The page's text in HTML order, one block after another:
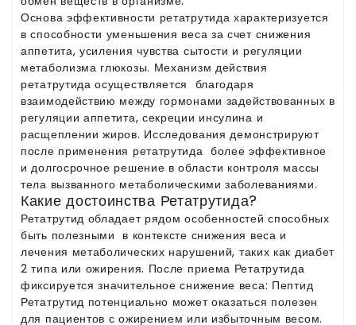
Основа эффективности ретатрутида характеризуется
в способности уменьшения веса за счет снижения
аппетита, усиления чувства сытости и регуляции
метаболизма глюкозы. Механизм действия
ретатрутида осуществляется благодаря
взаимодействию между гормонами задействованных в
регуляции аппетита, секреции инсулина и
расщеплении жиров. Исследования демонстрируют
после применения ретатрутида более эффективное
и долгосрочное решение в области контроля массы
тела вызванного метаболическими заболеваниями.
Какие достоинства Ретатрутида?
Ретатрутид обладает рядом особенностей способных
быть полезными в контексте снижения веса и
лечения метаболических нарушений, таких как диабет
2 типа или ожирения. После приема Ретатрутида
фиксируется значительное снижение веса: Пептид
Ретатрутид потенциально может оказаться полезен
для пациентов с ожирением или избыточным весом.